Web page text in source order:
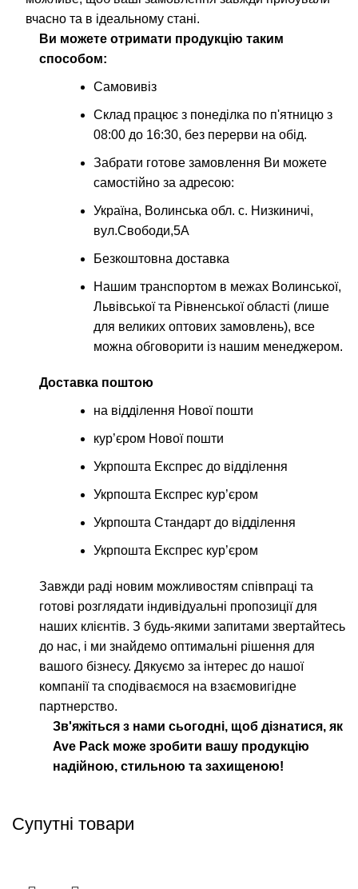
вчасно та в ідеальному стані.
Ви можете отримати продукцію таким
способом:
Самовивіз
Склад працює з понеділка по п'ятницю з
08:00 до 16:30, без перерви на обід.
Забрати готове замовлення Ви можете
самостійно за адресою:
Україна, Волинська обл. с. Низкиничі,
вул.Свободи,5А
Безкоштовна доставка
Нашим транспортом в межах Волинської,
Львівської та Рівненської області (лише
для великих оптових замовлень), все
можна обговорити із нашим менеджером.
Доставка поштою
на відділення Нової пошти
кур’єром Нової пошти
Укрпошта Експрес до відділення
Укрпошта Експрес кур’єром
Укрпошта Стандарт до відділення
Укрпошта Експрес кур’єром
Завжди раді новим можливостям співпраці та
готові розглядати індивідуальні пропозиції для
наших клієнтів. З будь-якими запитами звертайтесь
до нас, і ми знайдемо оптимальні рішення для
вашого бізнесу. Дякуємо за інтерес до нашої
компанії та сподіваємося на взаємовигідне
партнерство.
Зв'яжіться з нами сьогодні, щоб дізнатися, як
Ave Pack може зробити вашу продукцію
надійною, стильною та захищеною!
Супутні товари